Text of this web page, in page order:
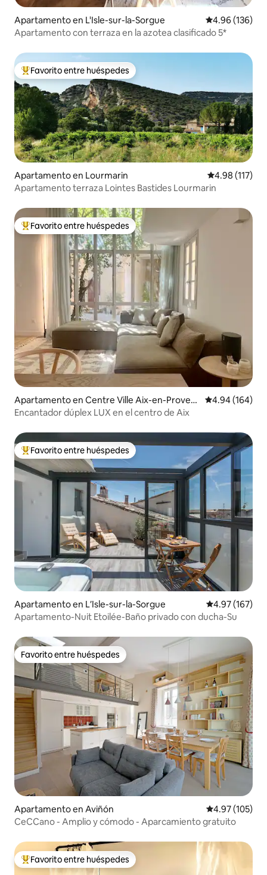
Apartamento en L'Isle-sur-la-Sorgue Calificación
4.96 (136)
Apartamento con terraza en la azotea clasificado 5*
Favorito entre huéspedes preferido
Favorito entre huéspedes
Apartamento en Lourmarin Calificación
4.98 (117)
Apartamento terraza Lointes Bastides Lourmarin
Favorito entre huéspedes preferido
Favorito entre huéspedes
Apartamento en Centre Ville Aix-en-Proven
ce
Calificación
4.94 (164)
Encantador dúplex LUX en el centro de Aix
Favorito entre huéspedes preferido
Favorito entre huéspedes
Apartamento en LʼIsle-sur-la-Sorgue Calificación
4.97 (167)
Apartamento-Nuit Etoilée-Baño privado con ducha-Su
Favorito entre huéspedes
Favorito entre huéspedes
Apartamento en Aviñón Calificación
4.97 (105)
CeCCano - Amplio y cómodo - Aparcamiento gratuito
Favorito entre huéspedes preferido
Favorito entre huéspedes